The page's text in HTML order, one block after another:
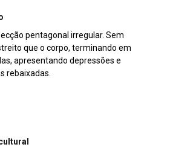
pentagonal irregular. Sem
que o corpo, terminando em
apresentando depressões e
rebaixadas.